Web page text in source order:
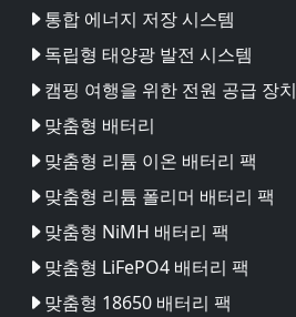
통합 에너지 저장 시스템
독립형 태양광 발전 시스템
캠핑 여행을 위한 전원 공급 장치
맞춤형 배터리
맞춤형 리튬 이온 배터리 팩
맞춤형 리튬 폴리머 배터리 팩
맞춤형 NiMH 배터리 팩
맞춤형 LiFePO4 배터리 팩
맞춤형 18650 배터리 팩